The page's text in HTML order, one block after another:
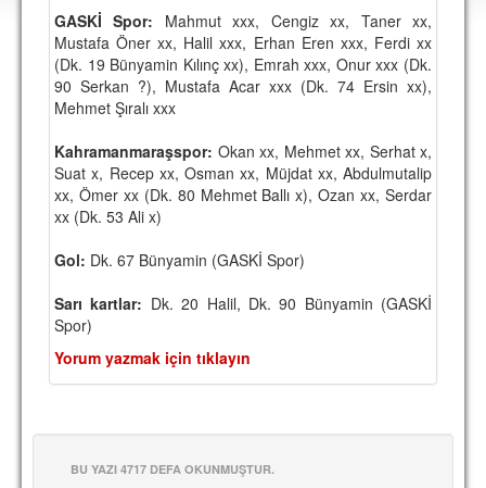
DEPLASMAN
LİSANSLI ÜRÜNLER
MULTİMEDYA
MARŞ & TEZAHÜRATLAR
KULÜP
AMBLEM
SPOR TESİSLERİ
PERSONEL
SPONSORLAR
TARİHÇE
GASKİ Spor: Mahmut xxx, Cengiz xx, Taner xx,
Mustafa Öner xx, Halil xxx, Erhan Eren xxx, Ferdi xx
(Dk. 19 Bünyamin Kılınç xx), Emrah xxx, Onur xxx (Dk.
90 Serkan ?), Mustafa Acar xxx (Dk. 74 Ersin xx),
Mehmet Şıralı xxx
Kahramanmaraşspor: Okan xx, Mehmet xx, Serhat x,
Suat x, Recep xx, Osman xx, Müjdat xx, Abdulmutalip
xx, Ömer xx (Dk. 80 Mehmet Ballı x), Ozan xx, Serdar
xx (Dk. 53 Ali x)
Gol: Dk. 67 Bünyamin (GASKİ Spor)
Sarı kartlar: Dk. 20 Halil, Dk. 90 Bünyamin (GASKİ
Spor)
Yorum yazmak için tıklayın
BU YAZI 4717 DEFA OKUNMUŞTUR.